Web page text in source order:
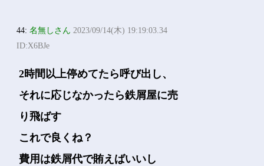
44:名無しさん 2023/09/14(木) 19:19:03.34
ID:X6BJe
2時間以上停めてたら呼び出し、
それに応じなかったら鉄屑屋に売
り飛ばす
これで良くね？
費用は鉄屑代で賄えばいいし